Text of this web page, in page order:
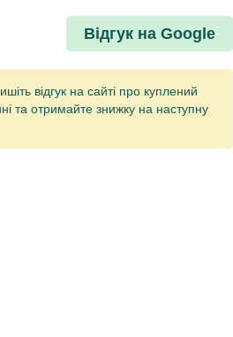
Відгук на Google
відгук на сайті про куплений
та отримайте знижку на наступну